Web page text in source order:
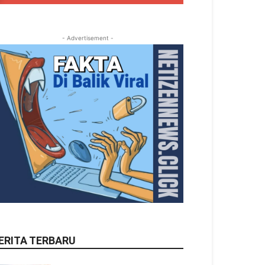
- Advertisement -
TERBARU